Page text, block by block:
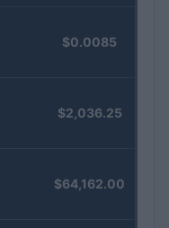
$0.0085
$2,036.25
$64,162.00